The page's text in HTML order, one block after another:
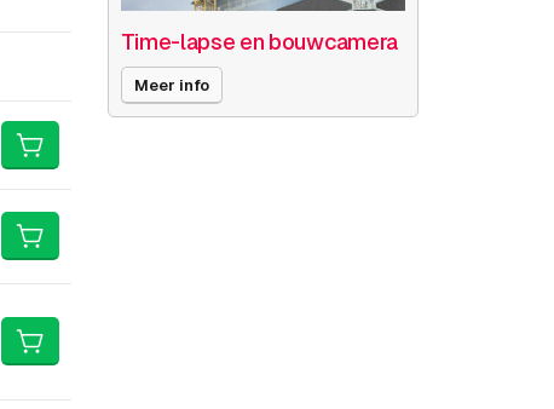
Time-lapse en bouwcamera
Meer info